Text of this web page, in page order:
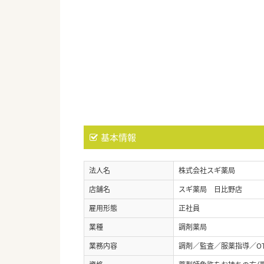
基本情報
法人名
株式会社スギ薬局
店舗名
スギ薬局 日比野店
雇用形態
正社員
業種
調剤薬局
業務内容
調剤／監査／服薬指導／